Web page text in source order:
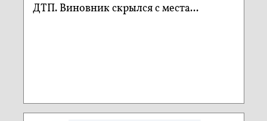
ДТП. Виновник скрылся с места...